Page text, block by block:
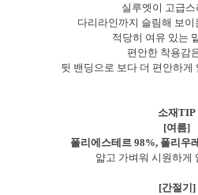
실루엣이 고급스
다리라인까지 슬림해 보
적당히 여유 있는
편안한 착용감
뒷 밴딩으로 보다 더 편안하게
소재TIP
[여름]
폴리에스테르 98%, 폴리우
얇고 가벼워 시원하게
[간절기]